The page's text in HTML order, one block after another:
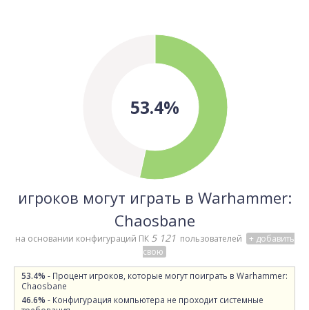
53.4%
игроков могут играть в Warhammer:
Chaosbane
на основании конфигураций ПК 5 121 пользователей
+ добавить
свою
53.4% - Процент игроков, которые могут поиграть в Warhammer:
Chaosbane
46.6% - Конфигурация компьютера не проходит системные